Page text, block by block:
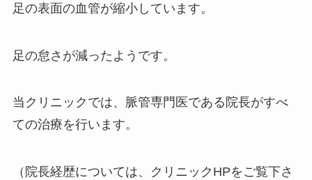
足の表面の血管が縮小しています。
足の怠さが減ったようです。
当クリニックでは、脈管専門医である院長がすべ
ての治療を行います。
（院長経歴については、クリニックHPをご覧下さ